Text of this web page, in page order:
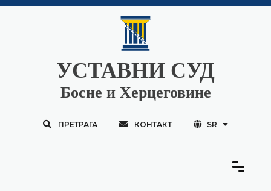
УСТАВНИ СУД
Босне и Херцеговине
ПРЕТРАГА КОНТАКТ SR